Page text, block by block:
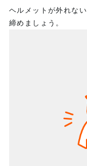
ヘルメットが外れな
締めましょう。